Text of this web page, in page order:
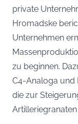
private
Hromadske
Unternehmen
zu beginnen.
C4-Analoga und
die zur